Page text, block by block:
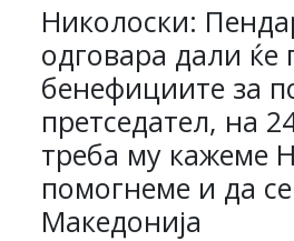
Николоски:
одговара дали ќе
бенефициите за
претседател, на
треба му кажеме
помогнеме и да
Македонија